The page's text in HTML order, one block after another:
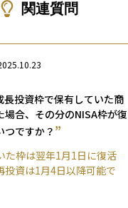
関連質問
長投資枠で保有していた商
場合、その分のNISA枠が復
つですか？ ”
た枠は翌年1月1日に復活
投資は1月4日以降可能で